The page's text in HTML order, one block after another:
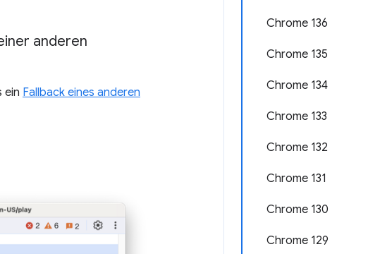
Chrome 136
Chrome 135
Chrome 134
Chrome 133
Chrome 132
Chrome 131
Chrome 130
Chrome 129
anderen
ein Fallback eines anderen